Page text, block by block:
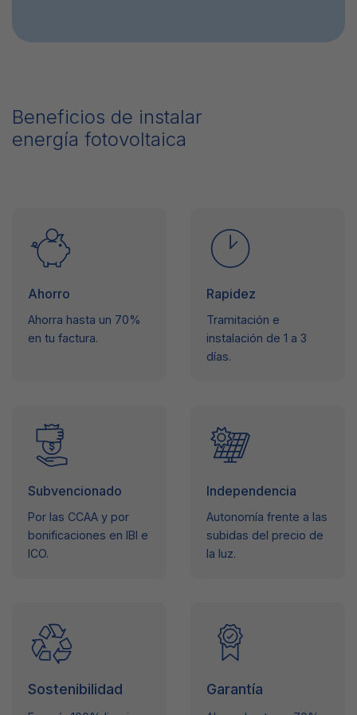
Beneficios de instalar
energía fotovoltaica
Ahorro
Ahorra hasta un 70%
en tu factura.
Rapidez
Tramitación e
instalación de 1 a 3
días.
Subvencionado
Por las CCAA y por
bonificaciones en IBI e
ICO.
Independencia
Autonomía frente a las
subidas del precio de
la luz.
Sostenibilidad Garantía